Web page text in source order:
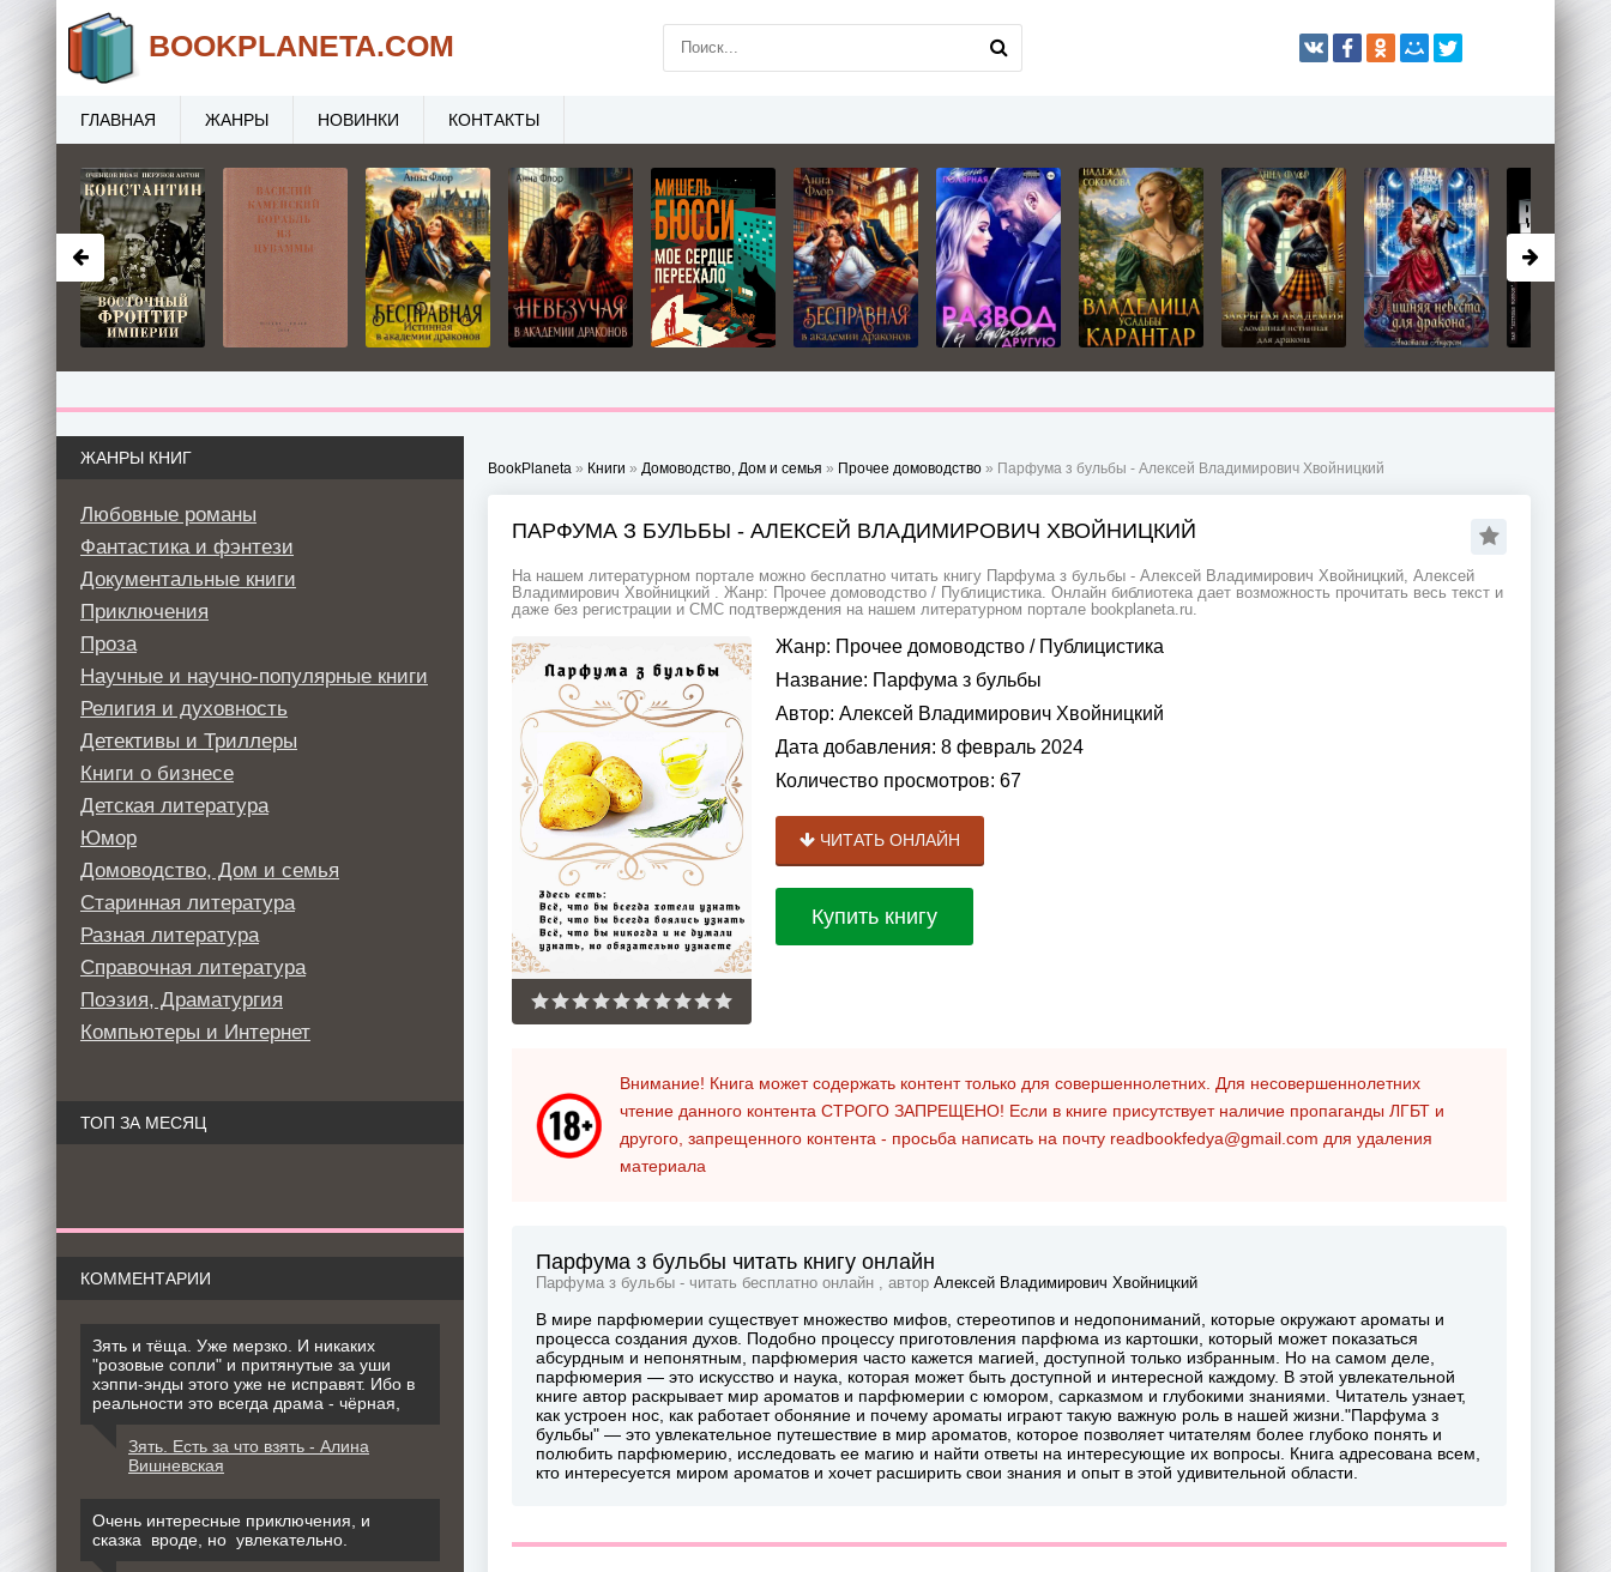
BookPlaneta » Книги » Домоводство, Дом и семья » Прочее домоводство » Парфума з бульбы - Алексей Владимирович Хвойницкий
ПАРФУМА З БУЛЬБЫ - АЛЕКСЕЙ ВЛАДИМИРОВИЧ ХВОЙНИЦКИЙ
На нашем литературном портале можно бесплатно читать книгу Парфума з бульбы - Алексей Владимирович Хвойницкий, Алексей
Владимирович Хвойницкий . Жанр: Прочее домоводство / Публицистика. Онлайн библиотека дает возможность прочитать весь текст и
даже без регистрации и СМС подтверждения на нашем литературном портале bookplaneta.ru.
Жанр: Прочее домоводство / Публицистика
Название: Парфума з бульбы
Автор: Алексей Владимирович Хвойницкий
Дата добавления: 8 февраль 2024
Количество просмотров: 67
ЧИТАТЬ ОНЛАЙН
Купить книгу
Внимание! Книга может содержать контент только для совершеннолетних. Для несовершеннолетних
чтение данного контента СТРОГО ЗАПРЕЩЕНО! Если в книге присутствует наличие пропаганды ЛГБТ и
другого, запрещенного контента - просьба написать на почту readbookfedya@gmail.com для удаления
материала
Парфума з бульбы читать книгу онлайн
Парфума з бульбы - читать бесплатно онлайн , автор Алексей Владимирович Хвойницкий
В мире парфюмерии существует множество мифов, стереотипов и недопониманий, которые окружают ароматы и
процесса создания духов. Подобно процессу приготовления парфюма из картошки, который может показаться
абсурдным и непонятным, парфюмерия часто кажется магией, доступной только избранным. Но на самом деле,
парфюмерия — это искусство и наука, которая может быть доступной и интересной каждому. В этой увлекательной
книге автор раскрывает мир ароматов и парфюмерии с юмором, сарказмом и глубокими знаниями. Читатель узнает,
как устроен нос, как работает обоняние и почему ароматы играют такую важную роль в нашей жизни."Парфума з
бульбы" — это увлекательное путешествие в мир ароматов, которое позволяет читателям более глубоко понять и
полюбить парфюмерию, исследовать ее магию и найти ответы на интересующие их вопросы. Книга адресована всем,
кто интересуется миром ароматов и хочет расширить свои знания и опыт в этой удивительной области.
ЖАНРЫ КНИГ
Любовные романы
Фантастика и фэнтези
Документальные книги
Приключения
Проза
Научные и научно-популярные книги
Религия и духовность
Детективы и Триллеры
Книги о бизнесе
Детская литература
Юмор
Домоводство, Дом и семья
Старинная литература
Разная литература
Справочная литература
Поэзия, Драматургия
Компьютеры и Интернет
ТОП ЗА МЕСЯЦ
КОММЕНТАРИИ
Зять и тёща. Уже мерзко. И никаких
"розовые сопли" и притянутые за уши
хэппи-энды этого уже не исправят. Ибо в
реальности это всегда драма - чёрная,
Зять. Есть за что взять - Алина
Вишневская
Очень интересные приключения, и
сказка вроде, но увлекательно.
BOOKPLANETA.COM
ГЛАВНАЯ ЖАНРЫ НОВИНКИ КОНТАКТЫ